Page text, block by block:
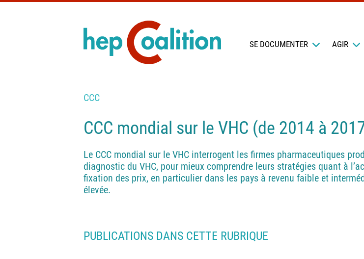
SE DOCUMENTER AGIR
CCC
CCC mondial sur le VHC (de 2014 à
Le CCC mondial sur le VHC interrogent les firmes pharmaceutiques
diagnostic du VHC, pour mieux comprendre leurs stratégies quant à
fixation des prix, en particulier dans les pays à revenu faible et
élevée.
PUBLICATIONS DANS CETTE RUBRIQUE